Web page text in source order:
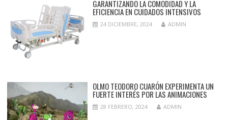
GARANTIZANDO LA COMODIDAD Y LA
EFICIENCIA EN CUIDADOS INTENSIVOS
24 DICIEMBRE, 2024 ADMIN
OLMO TEODORO CUARÓN EXPERIMENTA UN
FUERTE INTERÉS POR LAS ANIMACIONES
28 FEBRERO, 2024 ADMIN